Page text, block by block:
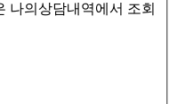
나의상담내역에서 조회